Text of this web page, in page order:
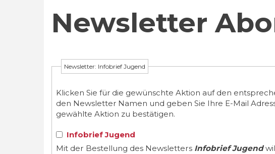
Newsletter
Newsletter: Infobrief Jugend
Klicken Sie für die gewünschte Aktion auf den
den Newsletter Namen und geben Sie Ihre E-Mail
gewählte Aktion zu bestätigen.
Infobrief Jugend
Mit der Bestellung des Newsletters Infobrief Jugend